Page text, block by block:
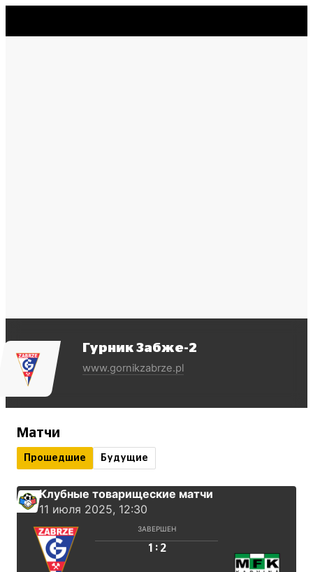
Гурник Забже-2
www.gornikzabrze.pl
Матчи
Прошедшие Будущие
Клубные товарищеские матчи
11 июля 2025, 12:30
ЗАВЕРШЕН
1 : 2